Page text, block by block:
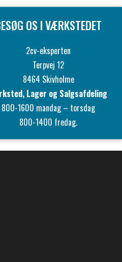
OS I VÆRKSTEDET
2cv-eksperten
Terpvej 12
8464 Skivholme
Lager og Salgsafdeling
800-1600 mandag – torsdag
800-1400 fredag.